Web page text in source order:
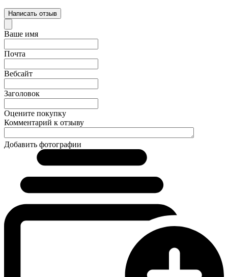
Написать отзыв
Ваше имя
Почта
Вебсайт
Заголовок
Оцените покупку
Комментарий к отзыву
Добавить фотографии